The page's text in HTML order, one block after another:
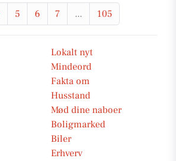
5 6 7 ... 105
Lokalt nyt
Mindeord
Fakta om
Husstand
Mød dine naboer
Boligmarked
Biler
Erhverv